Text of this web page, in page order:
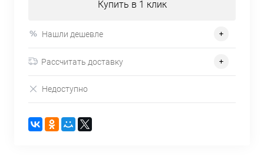
Купить в 1 клик
Нашли дешевле
Рассчитать доставку
Недоступно